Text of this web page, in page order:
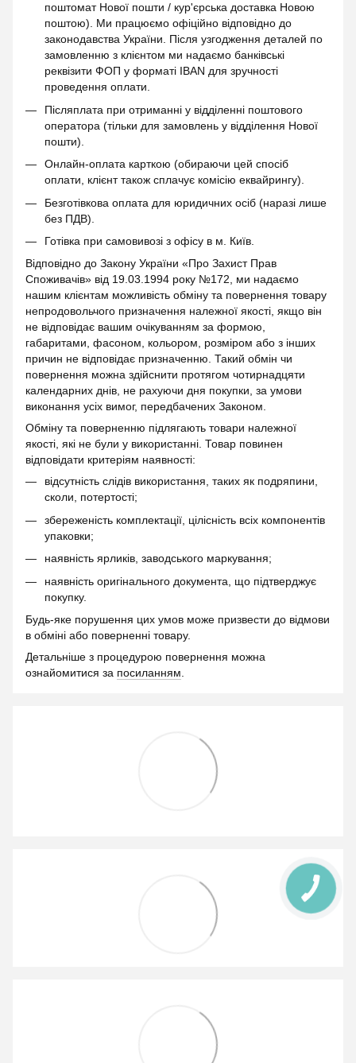
поштомат Нової пошти / кур'єрська доставка Новою
поштою). Ми працюємо офіційно відповідно до
законодавства України. Після узгодження деталей по
замовленню з клієнтом ми надаємо банківські
реквізити ФОП у форматі IBAN для зручності
проведення оплати.
Післяплата при отриманні у відділенні поштового
оператора (тільки для замовлень у відділення Нової
пошти).
Онлайн-оплата карткою (обираючи цей спосіб
оплати, клієнт також сплачує комісію еквайрингу).
Безготівкова оплата для юридичних осіб (наразі лише
без ПДВ).
Готівка при самовивозі з офісу в м. Київ.
Відповідно до Закону України «Про Захист Прав
Споживачів» від 19.03.1994 року №172, ми надаємо
нашим клієнтам можливість обміну та повернення товару
непродовольчого призначення належної якості, якщо він
не відповідає вашим очікуванням за формою,
габаритами, фасоном, кольором, розміром або з інших
причин не відповідає призначенню. Такий обмін чи
повернення можна здійснити протягом чотирнадцяти
календарних днів, не рахуючи дня покупки, за умови
виконання усіх вимог, передбачених Законом.
Обміну та поверненню підлягають товари належної
якості, які не були у використанні. Товар повинен
відповідати критеріям наявності:
відсутність слідів використання, таких як подряпини,
сколи, потертості;
збереженість комплектації, цілісність всіх компонентів
упаковки;
наявність ярликів, заводського маркування;
наявність оригінального документа, що підтверджує
покупку.
Будь-яке порушення цих умов може призвести до відмови
в обміні або поверненні товару.
Детальніше з процедурою повернення можна
ознайомитися за посиланням